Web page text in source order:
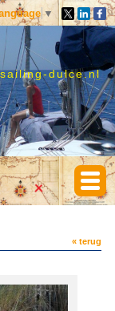
▼
dulce.nl
« terug